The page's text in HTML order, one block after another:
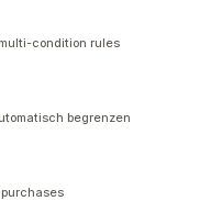
condition rules
begrenzen